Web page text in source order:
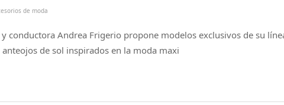
de moda
conductora Andrea Frigerio propone modelos exclusivos de su
anteojos de sol inspirados en la moda maxi